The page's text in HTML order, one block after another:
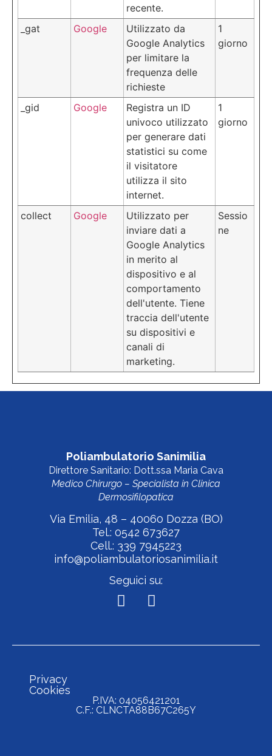
recente.
_gat Google
Utilizzato da
Google Analytics
per limitare la
frequenza delle
richieste
1
giorno
_gid Google
Registra un ID
univoco utilizzato
per generare dati
statistici su come
il visitatore
utilizza il sito
internet.
1
giorno
collect Google
Utilizzato per
inviare dati a
Google Analytics
in merito al
dispositivo e al
comportamento
dell'utente. Tiene
traccia dell'utente
su dispositivi e
canali di
marketing.
Sessio
ne
Poliambulatorio Sanimilia
Direttore Sanitario: Dott.ssa Maria Cava
Medico Chirurgo – Specialista in Clinica
Dermosifilopatica
Via Emilia, 48 – 40060 Dozza (BO)
Tel.: 0542 673627
Cell.: 339 7945223
info@poliambulatoriosanimilia.it
Seguici su:
Privacy
Cookies
P.IVA: 04056421201
C.F.: CLNCTA88B67C265Y